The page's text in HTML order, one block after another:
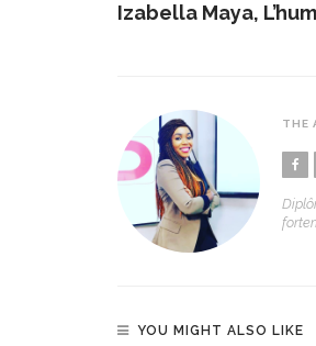
Izabella Maya,
THE
YOU MIGHT ALSO LIKE